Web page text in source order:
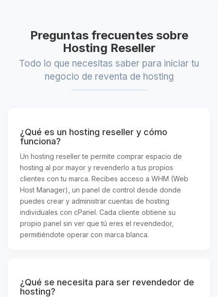
Preguntas frecuentes sobre
Hosting Reseller
Todo lo que necesitas saber para iniciar tu
negocio de reventa de hosting
¿Qué es un hosting reseller y cómo
funciona?
Un hosting reseller te permite comprar espacio de
hosting al por mayor y revenderlo a tus propios
clientes con tu marca. Recibes acceso a WHM (Web
Host Manager), un panel de control desde donde
puedes crear y administrar cuentas de hosting
individuales con cPanel. Cada cliente obtiene su
propio panel sin ver que tú eres el revendedor,
permitiéndote operar con marca blanca.
¿Qué se necesita para ser revendedor de
hosting?